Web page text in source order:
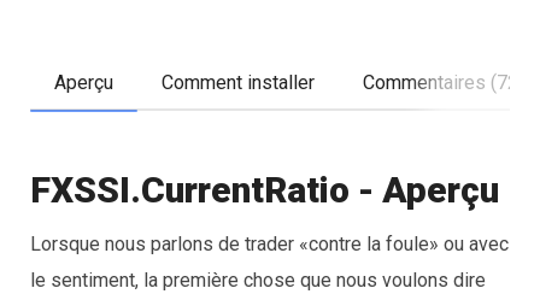
Aperçu Comment installer Commentaires (72)
FXSSI.CurrentRatio - Aperçu
Lorsque nous parlons de trader «contre la foule» ou avec
le sentiment, la première chose que nous voulons dire